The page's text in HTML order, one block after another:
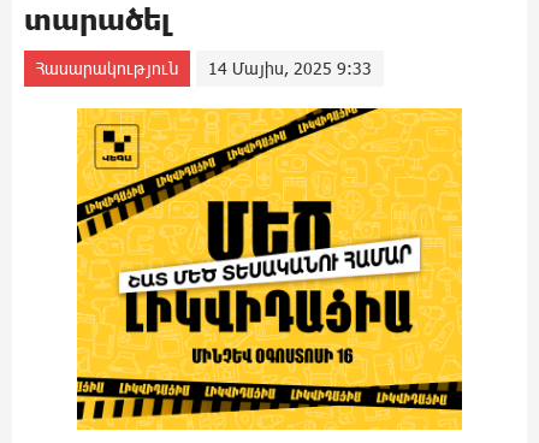
տարածել
Հասարակություն 14 Մայիս, 2025 9:33